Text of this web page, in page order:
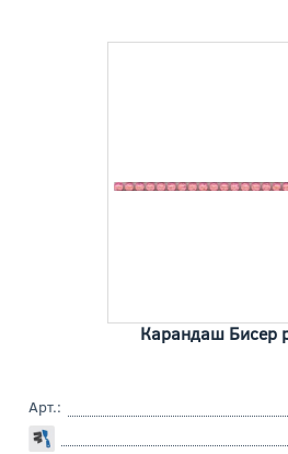
Карандаш Бисер
Арт.: